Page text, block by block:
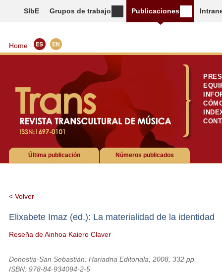
SIbE Grupos de trabajo Publicaciones
Home
Números publicados
Última publicación
< Volver
Elixabete Imaz (ed.): La materialidad de la identidad
Reseña de Ainhoa Kaiero Claver
Donostia-San Sebastián: Hariadna Editoriala, 2008, 332 pp.
ISBN: 978-84-934094-2-5